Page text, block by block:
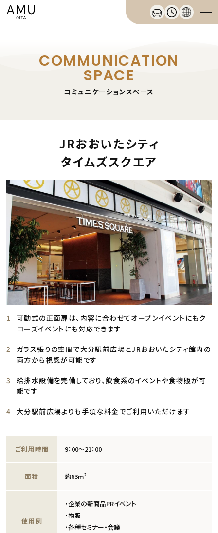
COMMUNICATION
SPACE
コミュニケーションスペース
JRおおいたシティ
タイムズスクエア
可動式の正面扉は、内容に合わせてオープンイベントにもク
ローズイベントにも対応できます
ガラス張りの空間で大分駅前広場とJRおおいたシティ館内の
両方から視認が可能です
給排水設備を完備しており、飲食系のイベントや食物販が可
能です
大分駅前広場よりも手頃な料金でご利用いただけます
ご利用時間 9：00〜21：00
面積 約63m²
使用例
・企業の新商品PRイベント
・物販
・各種セミナー・会議